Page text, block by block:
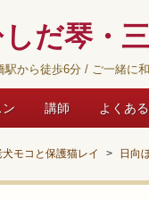
しだ琴・
から徒歩6分 / ご一緒に
ン 講師 よくあ
犬モコと保護猫レイ 日向